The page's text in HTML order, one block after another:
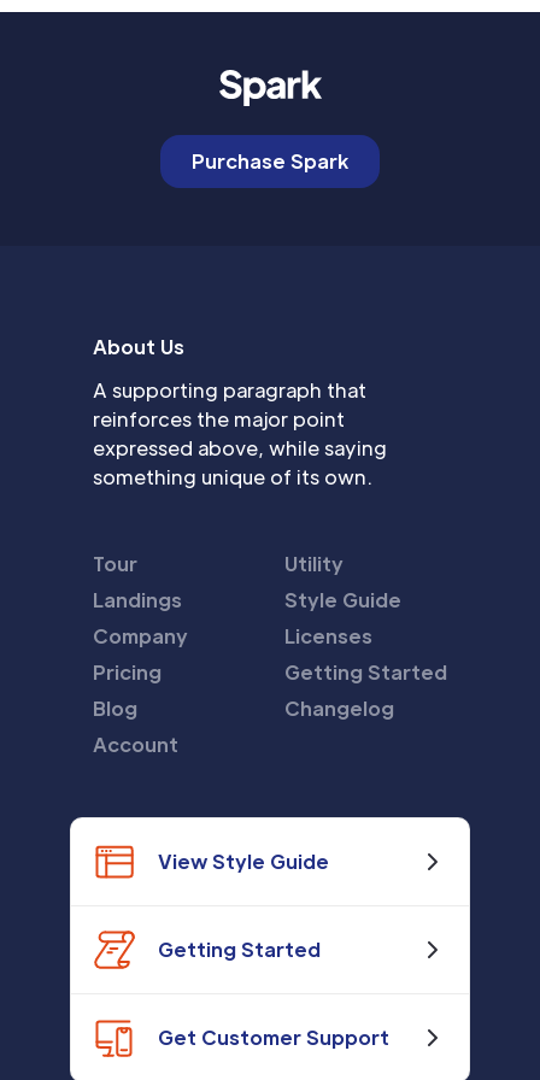
Purchase Spark
About Us
A supporting paragraph that
reinforces the major point
expressed above, while saying
something unique of its own.
Tour
Landings
Company
Pricing
Blog
Account
Utility
Style Guide
Licenses
Getting Started
Changelog
View Style Guide
Getting Started
Get Customer Support